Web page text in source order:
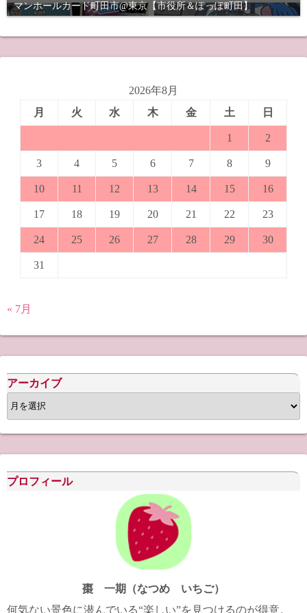
マンホールカード町田市@東京【市役所＆ぽっぽ町田】
2026年8月
月
火 水 木 金 土 日
1 2
3 4 5 6 7 8 9
10 11 12 13 14 15 16
17 18 19 20 21 22 23
24 25 26 27 28 29 30
31
« 7月
アーカイブ
ア
ー
カ
イ
ブ
プロフィール
棗 一期（なつめ いちご）
何気ない景色に潜んでいる“楽しい”を見つけるのが得意。